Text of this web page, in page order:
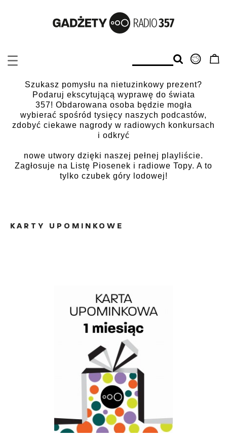
Szukasz pomysłu na nietuzinkowy prezent?
Podaruj ekscytującą wyprawę do świata
357! Obdarowana osoba będzie mogła
wybierać spośród tysięcy naszych podcastów,
zdobyć ciekawe nagrody w radiowych konkursach
i odkryć
nowe utwory dzięki naszej pełnej playliście.
Zagłosuje na Listę Piosenek i radiowe Topy. A to
tylko czubek góry lodowej!
KARTY UPOMINKOWE